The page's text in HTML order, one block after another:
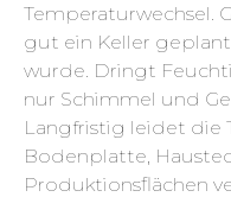
Temperaturwechsel.
gut ein Keller
wurde. Dringt
nur Schimmel und
Langfristig leidet die
Bodenplatte,
Produktionsflächen